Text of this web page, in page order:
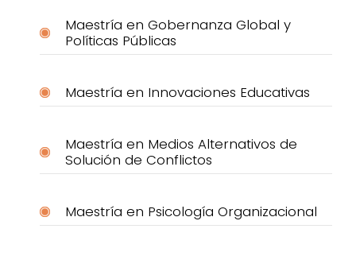
Maestría en Gobernanza Global y
Políticas Públicas
Maestría en Innovaciones Educativas
Maestría en Medios Alternativos de
Solución de Conflictos
Maestría en Psicología Organizacional